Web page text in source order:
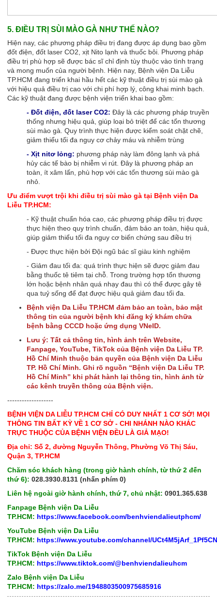
5. ĐIỀU TRỊ SÙI MÀO GÀ NHƯ THẾ NÀO?
Hiện nay, các phương pháp điều trị đang được áp dụng bao gồm
đốt điện, đốt laser CO2, xịt Nito lạnh và thuốc bôi. Phương pháp
điều trị phù hợp sẽ được bác sĩ chỉ định tùy thuộc vào tình trạng
và mong muốn của người bệnh. Hiện nay, Bệnh viện Da Liễu
TP.HCM đang triển khai hầu hết các kỹ thuật điều trị sùi mào gà
với hiệu quả điều trị cao với chi phí hợp lý, công khai minh bạch.
Các kỹ thuật đang được bệnh viện triển khai bao gồm:
- Đốt điện, đốt laser CO2: Đây là các phương pháp truyền
thống nhưng hiệu quả, giúp loại bỏ triệt để các tổn thương
sùi mào gà. Quy trình thực hiện được kiểm soát chặt chẽ,
giảm thiểu tối đa nguy cơ chảy máu và nhiễm trùng
- Xịt nitơ lỏng: phương pháp này làm đông lạnh và phá
hủy các tế bào bị nhiễm vi rút. Đây là phương pháp an
toàn, ít xâm lấn, phù hợp với các tổn thương sùi mào gà
nhỏ.
Ưu điểm vượt trội khi điều trị sùi mào gà tại Bệnh viện Da
Liễu TP.HCM:
- Kỹ thuật chuẩn hóa cao, các phương pháp điều trị được
thực hiện theo quy trình chuẩn, đảm bảo an toàn, hiệu quả,
giúp giảm thiểu tối đa nguy cơ biến chứng sau điều trị
- Được thực hiện bởi Đội ngũ bác sĩ giàu kinh nghiệm
- Giảm đau tối đa: quá trình thực hiện sẽ được giảm đau
bằng thuốc tê tiêm tại chỗ. Trong trường hợp tổn thương
lớn hoặc bệnh nhân quá nhạy đau thì có thể được gây tê
qua tuỷ sống để đạt được hiệu quả giảm đau tối đa.
Bệnh viện Da Liễu TP.HCM đảm bảo an toàn, bảo mật
thông tin của người bệnh khi đăng ký khám chữa
bệnh bằng CCCD hoặc ứng dụng VNeID.
Lưu ý: Tất cả thông tin, hình ảnh trên Website,
Fanpage, YouTube, TikTok của Bệnh viện Da Liễu TP.
Hồ Chí Minh thuộc bản quyền của Bệnh viện Da Liễu
TP. Hồ Chí Minh. Ghi rõ nguồn “Bệnh viện Da Liễu TP.
Hồ Chí Minh” khi phát hành lại thông tin, hình ảnh từ
các kênh truyền thông của Bệnh viện.
-------------------
BỆNH VIỆN DA LIỄU TP.HCM CHỈ CÓ DUY NHẤT 1 CƠ SỞ! MỌI
THÔNG TIN BẤT KỲ VỀ 1 CƠ SỞ - CHI NHÁNH NÀO KHÁC
TRỰC THUỘC CỦA BỆNH VIỆN ĐỀU LÀ GIẢ MẠO!
Địa chỉ: Số 2, đường Nguyễn Thông, Phường Võ Thị Sáu,
Quận 3, TP.HCM
Chăm sóc khách hàng (trong giờ hành chính, từ thứ 2 đến
thứ 6): 028.3930.8131 (nhấn phím 0)
Liên hệ ngoài giờ hành chính, thứ 7, chủ nhật: 0901.365.638
Fanpage Bệnh viện Da Liễu
TP.HCM: https://www.facebook.com/benhviendalieutphcm/
YouTube Bệnh viện Da Liễu
TP.HCM: https://www.youtube.com/channel/
TikTok Bệnh viện Da Liễu
TP.HCM: https://www.tiktok.com/@benhviendalieuhcm
Zalo Bệnh viện Da Liễu
TP.HCM: https://zalo.me/1948803500975685916